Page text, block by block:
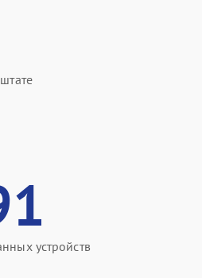
устройств